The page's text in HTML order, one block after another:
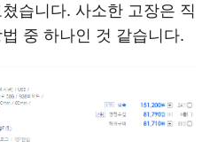
습니다. 사소한 고장은 직
중 하나인 것 같습니다.